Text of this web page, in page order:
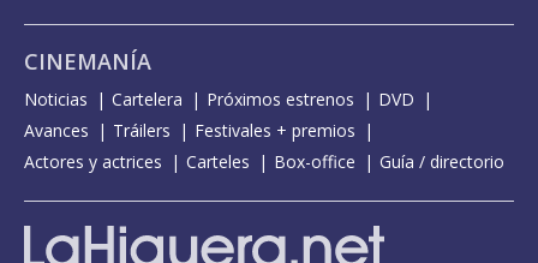
CINEMANÍA
Noticias Cartelera Próximos estrenos
DVD
Avances
Tráilers
Festivales + premios
Actores y actrices
Carteles Box-office Guía / directorio